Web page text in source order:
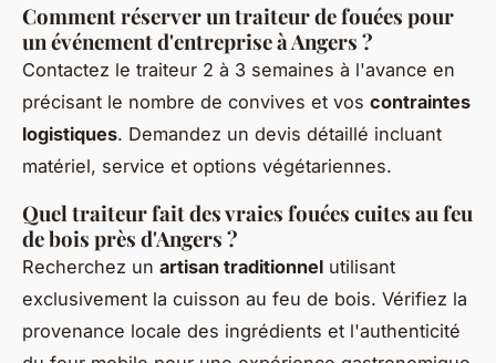
Comment réserver un traiteur de fouées pour
un événement d'entreprise à Angers ?
Contactez le traiteur 2 à 3 semaines à l'avance en
précisant le nombre de convives et vos contraintes
logistiques. Demandez un devis détaillé incluant
matériel, service et options végétariennes.
Quel traiteur fait des vraies fouées cuites au feu
de bois près d'Angers ?
Recherchez un artisan traditionnel utilisant
exclusivement la cuisson au feu de bois. Vérifiez la
provenance locale des ingrédients et l'authenticité